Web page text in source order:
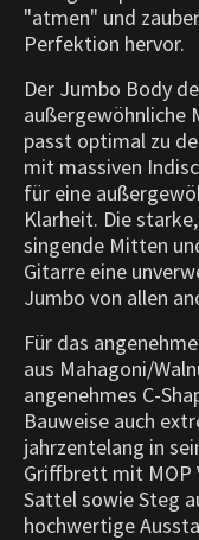
"atmen" und
Perfektion hervor.
Der Jumbo Body
außergewöhnliche
passt optimal zu
mit massiven
für eine
Klarheit. Die
singende Mitten
Gitarre eine
Jumbo von allen
Für das
aus Mahagoni/
angenehmes C-
Bauweise auch
jahrzentelang in
Griffbrett mit MOP
Sattel sowie Steg
hochwertige